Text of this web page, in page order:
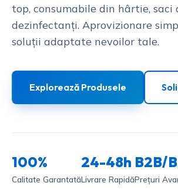
top, consumabile din hârtie, saci
dezinfectanți. Aprovizionare
soluții adaptate nevoilor tale.
Explorează Produsele
100%
Calitate Garantată
24-48h
Livrare Rapidă
B2B/
Prețuri